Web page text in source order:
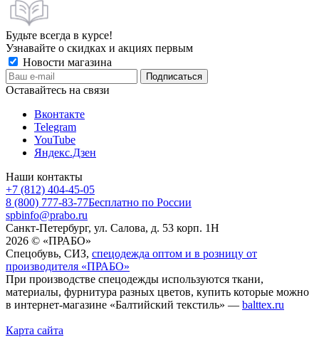
Будьте всегда в курсе!
Узнавайте о скидках и акциях первым
Новости магазина
Оставайтесь на связи
Вконтакте
Telegram
YouTube
Яндекс.Дзен
Наши контакты
+7 (812) 404-45-05
8 (800) 777-83-77Бесплатно по России
spbinfo@prabo.ru
Санкт-Петербург, ул. Салова, д. 53 корп. 1Н
2026 © «ПРАБО»
Спецобувь, СИЗ, спецодежда оптом и в розницу от
производителя «ПРАБО»
При производстве спецодежды используются ткани,
материалы, фурнитура разных цветов, купить которые можно
в интернет-магазине «Балтийский текстиль» — balttex.ru
Карта сайта